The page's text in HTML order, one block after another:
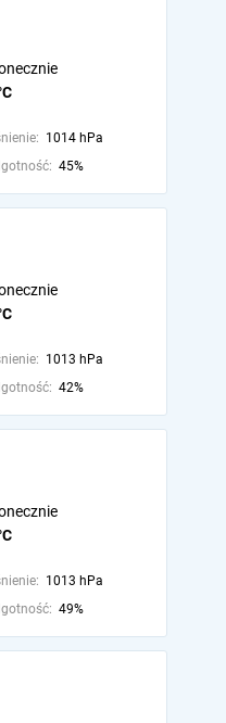
1014 hPa
45%
1013 hPa
42%
1013 hPa
49%